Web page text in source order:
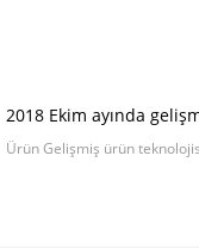
2018 Ekim ayında
Ürün Gelişmiş ürün